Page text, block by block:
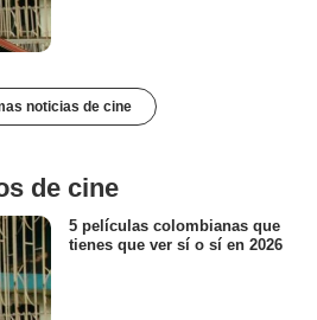
noticias de cine
de cine
5 películas colombianas que
tienes que ver sí o sí en 2026